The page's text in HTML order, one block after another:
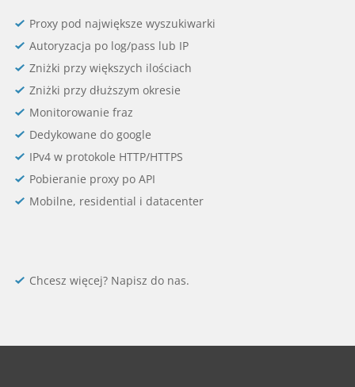
Proxy pod największe wyszukiwarki
Autoryzacja po log/pass lub IP
Zniżki przy większych ilościach
Zniżki przy dłuższym okresie
Monitorowanie fraz
Dedykowane do google
IPv4 w protokole HTTP/HTTPS
Pobieranie proxy po API
Mobilne, residential i datacenter
Chcesz więcej? Napisz do nas.